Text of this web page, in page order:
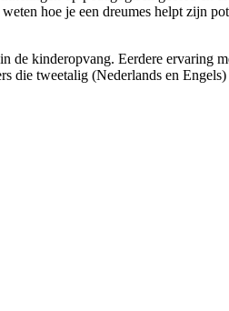
hoe je een dreumes helpt zijn
de kinderopvang. Eerdere ervaring
die tweetalig (Nederlands en